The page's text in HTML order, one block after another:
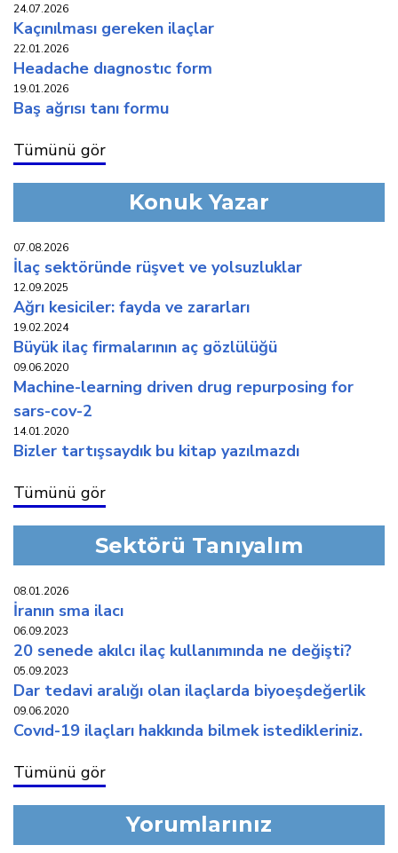
24.07.2026
kaçinilmasi gereken i̇laçlar
22.01.2026
headache diagnostic form
19.01.2026
baş ağrisi tani formu
Tümünü gör
Konuk Yazar
07.08.2026
i̇laç sektöründe rüşvet ve yolsuzluklar
12.09.2025
ağri kesi̇ci̇ler: fayda ve zararlari
19.02.2024
büyük i̇laç fi̇rmalarinin aç gözlülüğü
09.06.2020
machine-learning driven drug repurposing for
sars-cov-2
14.01.2020
bi̇zler tartişsaydik bu ki̇tap yazilmazdi
Tümünü gör
Sektörü Tanıyalım
08.01.2026
i̇ranin sma i̇laci
06.09.2023
20 senede akilci i̇laç kullaniminda ne deği̇şti̇?
05.09.2023
dar tedavi̇ araliği olan i̇laçlarda bi̇yoeşdeğerli̇k
09.06.2020
covid-19 i̇laçlari hakkinda bi̇lmek i̇stedi̇kleri̇ni̇z.
Tümünü gör
Yorumlarınız